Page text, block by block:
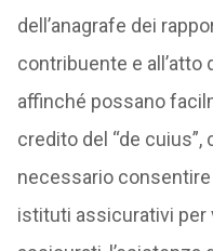
dell’anagrafe dei
contribuente e all’atto
affinché possano
credito del “de
necessario consentire
istituti assicurativi per